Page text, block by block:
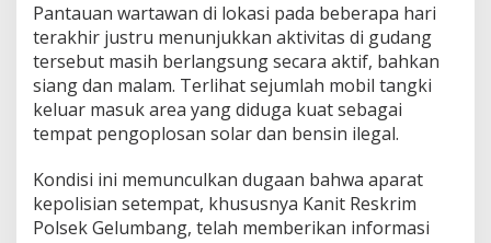
r
P
e
r
n
y
a
a
n
K
Pantauan wartawan di lokasi pada beberapa hari
terakhir justru menunjukkan aktivitas di gudang
tersebut masih berlangsung secara aktif, bahkan
siang dan malam. Terlihat sejumlah mobil tangki
keluar masuk area yang diduga kuat sebagai
tempat pengoplosan solar dan bensin ilegal.
Kondisi ini memunculkan dugaan bahwa aparat
kepolisian setempat, khususnya Kanit Reskrim
Polsek Gelumbang, telah memberikan informasi